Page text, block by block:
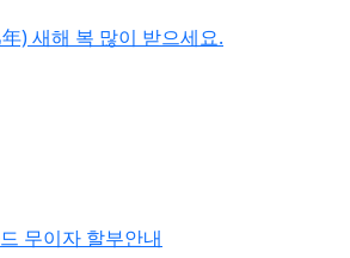
) 새해 복 많이 받으세요.
무이자 할부안내